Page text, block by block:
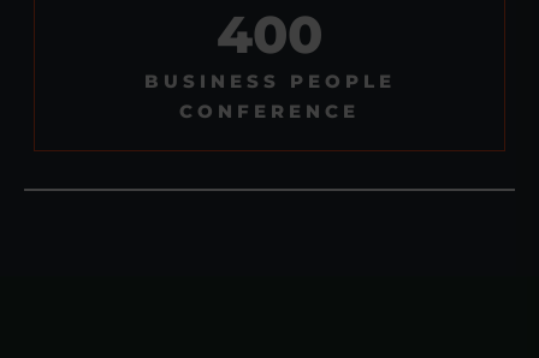
400
BUSINESS PEOPLE
CONFERENCE